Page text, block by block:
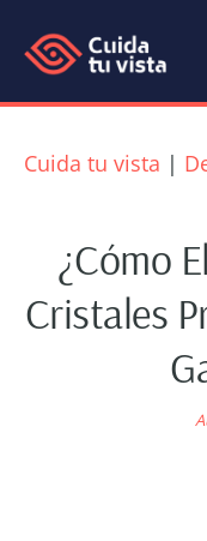
al
contenido
al
pie
página
Cuida
tu
de
Cuida
tu
Cuida tu vista |
¿Cómo
Cristales